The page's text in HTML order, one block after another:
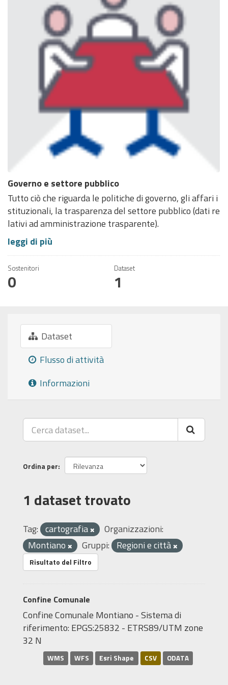
Governo e settore pubblico
Tutto ciò che riguarda le politiche di governo, gli affari i
stituzionali, la trasparenza del settore pubblico (dati re
lativi ad amministrazione trasparente).
leggi di più
Sostenitori
0
Dataset
1
Dataset
Flusso di attività
Informazioni
Ordina per
1 dataset trovato
Tag: cartografia
Organizzazioni:
Montiano
Gruppi: Regioni e città
Risultato del Filtro
Confine Comunale
Confine Comunale Montiano - Sistema di
riferimento: EPGS:25832 - ETRS89/UTM zone
32 N
WMS WFS Esri Shape CSV ODATA